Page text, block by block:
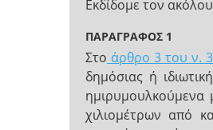
Εκδίδομε τον
ΠΑΡΑΓΡΑΦΟΣ 1
Στο άρθρο 3 του ν.
δημόσιας ή
ημιρυμουλκούμενα
χιλιομέτρων από